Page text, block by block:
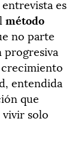
es
método
no parte
progresiva
crecimiento
entendida
que
solo